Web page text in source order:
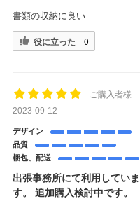
書類の収納に良い
役に立った 0
ご購入者様
2023-09-12
デザイン
品質
梱包、配送
出張事務所にて利用してい
す。 追加購入検討中です。